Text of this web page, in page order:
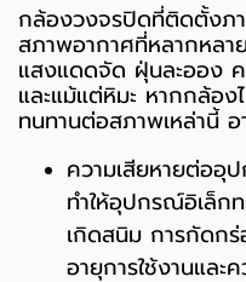
กล้องวงจรปิดที่ติดตั้งภ
สภาพอากาศที่หลากหลา
แสงแดดจัด ฝุ่นละออง
และแม้แต่หิมะ หากกล้อง
ทนทานต่อสภาพเหล่านี้
ความเสียหายต่ออุ
ทำให้อุปกรณ์อิเล็ก
เกิดสนิม การกัดก
อายุการใช้งานและ